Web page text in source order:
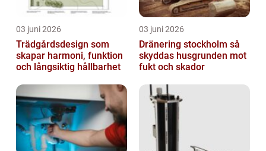
03 juni 2026
Trädgårdsdesign som
skapar harmoni, funktion
och långsiktig hållbarhet
03 juni 2026
Dränering stockholm så
skyddas husgrunden mot
fukt och skador